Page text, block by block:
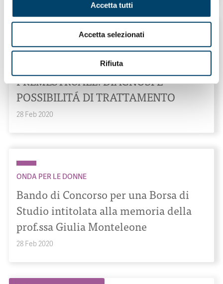
Accetta tutti
Accetta selezionati
Rifiuta
ONDA PER LE DONNE
PARLIAMO DI SINDROME
PREMESTRUALE: DIAGNOSI E
POSSIBILITÁ DI TRATTAMENTO
28 Feb 2020
ONDA PER LE DONNE
Bando di Concorso per una Borsa di
Studio intitolata alla memoria della
prof.ssa Giulia Monteleone
28 Feb 2020